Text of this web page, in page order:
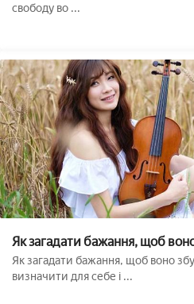
свободу во ...
Як загадати бажання, щоб
Як загадати бажання, щоб воно
визначити для себе і ...